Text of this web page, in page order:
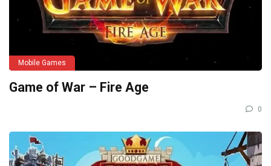
Mobile Games
Game of War – Fire Age
0